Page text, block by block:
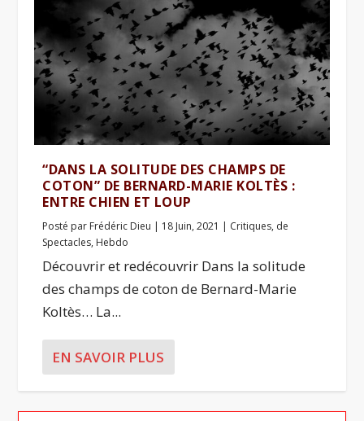
“DANS LA SOLITUDE DES CHAMPS DE
COTON” DE BERNARD-MARIE KOLTÈS :
ENTRE CHIEN ET LOUP
Posté par Frédéric Dieu | 18 Juin, 2021 | Critiques, de
Spectacles, Hebdo
Découvrir et redécouvrir Dans la solitude
des champs de coton de Bernard-Marie
Koltès… La...
EN SAVOIR PLUS